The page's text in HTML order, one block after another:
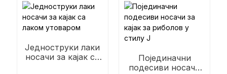
Једноструки лаки
носачи за кајак са
Појединачни
подесиви носачи